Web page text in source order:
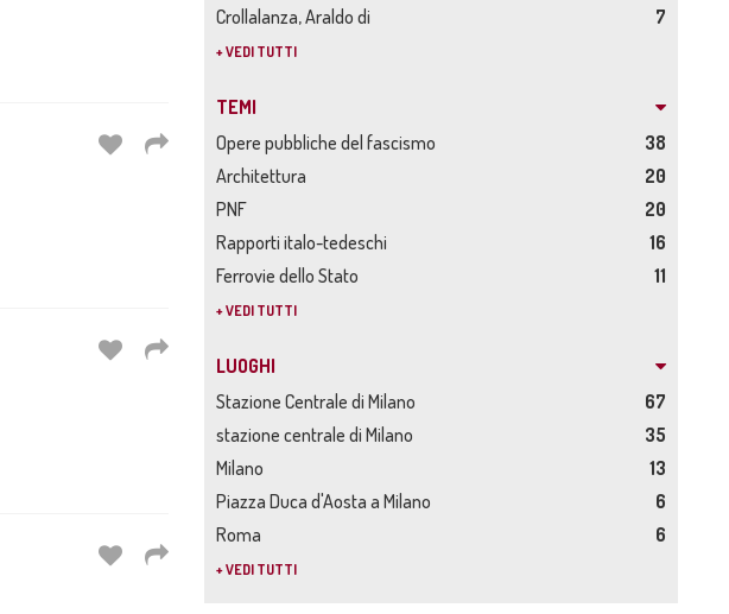
Crollalanza, Araldo di
7
+ VEDI TUTTI
TEMI
Opere pubbliche del fascismo
38
Architettura
20
PNF
20
Rapporti italo-tedeschi
16
Ferrovie dello Stato
11
+ VEDI TUTTI
LUOGHI
Stazione Centrale di Milano
67
stazione centrale di Milano
35
Milano
13
Piazza Duca d'Aosta a Milano
6
Roma
6
+ VEDI TUTTI